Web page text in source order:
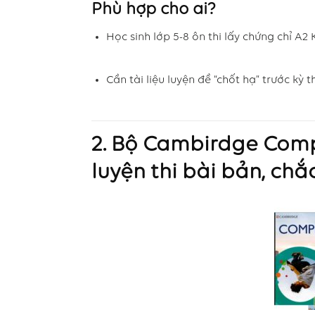
Phù hợp cho ai?
Học sinh lớp 5-8 ôn thi lấy chứng chỉ A2
Cần tài liệu luyện đề “chốt hạ” trước kỳ
2. Bộ Cambirdge
luyện thi bài bản,